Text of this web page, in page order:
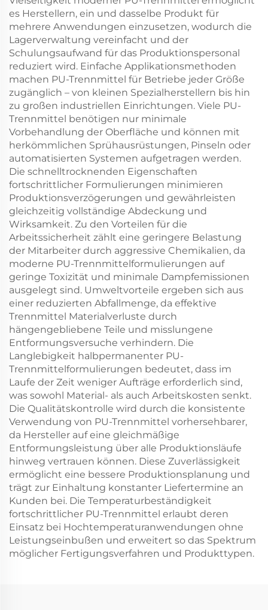
es Herstellern, ein und dasselbe Produkt für
mehrere Anwendungen einzusetzen, wodurch die
Lagerverwaltung vereinfacht und der
Schulungsaufwand für das Produktionspersonal
reduziert wird. Einfache Applikationsmethoden
machen PU-Trennmittel für Betriebe jeder Größe
zugänglich – von kleinen Spezialherstellern bis hin
zu großen industriellen Einrichtungen. Viele PU-
Trennmittel benötigen nur minimale
Vorbehandlung der Oberfläche und können mit
herkömmlichen Sprühausrüstungen, Pinseln oder
automatisierten Systemen aufgetragen werden.
Die schnelltrocknenden Eigenschaften
fortschrittlicher Formulierungen minimieren
Produktionsverzögerungen und gewährleisten
gleichzeitig vollständige Abdeckung und
Wirksamkeit. Zu den Vorteilen für die
Arbeitssicherheit zählt eine geringere Belastung
der Mitarbeiter durch aggressive Chemikalien, da
moderne PU-Trennmittelformulierungen auf
geringe Toxizität und minimale Dampfemissionen
ausgelegt sind. Umweltvorteile ergeben sich aus
einer reduzierten Abfallmenge, da effektive
Trennmittel Materialverluste durch
hängengebliebene Teile und misslungene
Entformungsversuche verhindern. Die
Langlebigkeit halbpermanenter PU-
Trennmittelformulierungen bedeutet, dass im
Laufe der Zeit weniger Aufträge erforderlich sind,
was sowohl Material- als auch Arbeitskosten senkt.
Die Qualitätskontrolle wird durch die konsistente
Verwendung von PU-Trennmittel vorhersehbarer,
da Hersteller auf eine gleichmäßige
Entformungsleistung über alle Produktionsläufe
hinweg vertrauen können. Diese Zuverlässigkeit
ermöglicht eine bessere Produktionsplanung und
trägt zur Einhaltung konstanter Liefertermine an
Kunden bei. Die Temperaturbeständigkeit
fortschrittlicher PU-Trennmittel erlaubt deren
Einsatz bei Hochtemperaturanwendungen ohne
Leistungseinbußen und erweitert so das Spektrum
möglicher Fertigungsverfahren und Produkttypen.